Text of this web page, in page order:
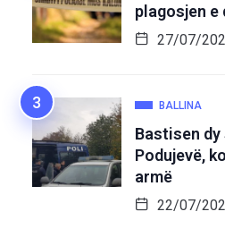
plagosjen e
27/07/
BALLINA
Bastisen
Podujevë,
armë
22/07/